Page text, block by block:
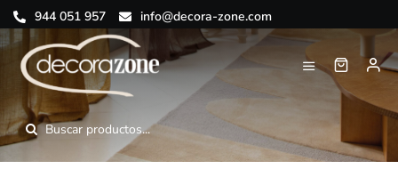
Saltar
al
contenido
944 051 957 info@decora-zone.com
Buscar:
Toggle
Navigation
Inicio
Nosotros